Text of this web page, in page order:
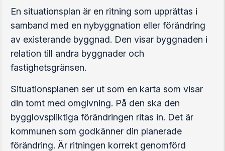
En situationsplan är en ritning som upprättas i
samband med en nybyggnation eller förändring
av existerande byggnad. Den visar byggnaden i
relation till andra byggnader och
fastighetsgränsen.
Situationsplanen ser ut som en karta som visar
din tomt med omgivning. På den ska den
bygglovspliktiga förändringen ritas in. Det är
kommunen som godkänner din planerade
förändring. Är ritningen korrekt genomförd